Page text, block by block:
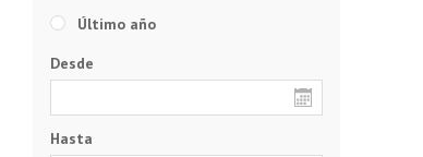
Último año
Desde
Hasta